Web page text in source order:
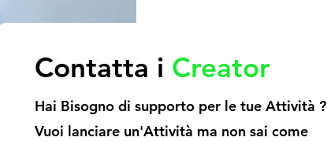
Contatta i Creator
Hai Bisogno di supporto per le tue Attività ?
Vuoi lanciare un'Attività ma non sai come